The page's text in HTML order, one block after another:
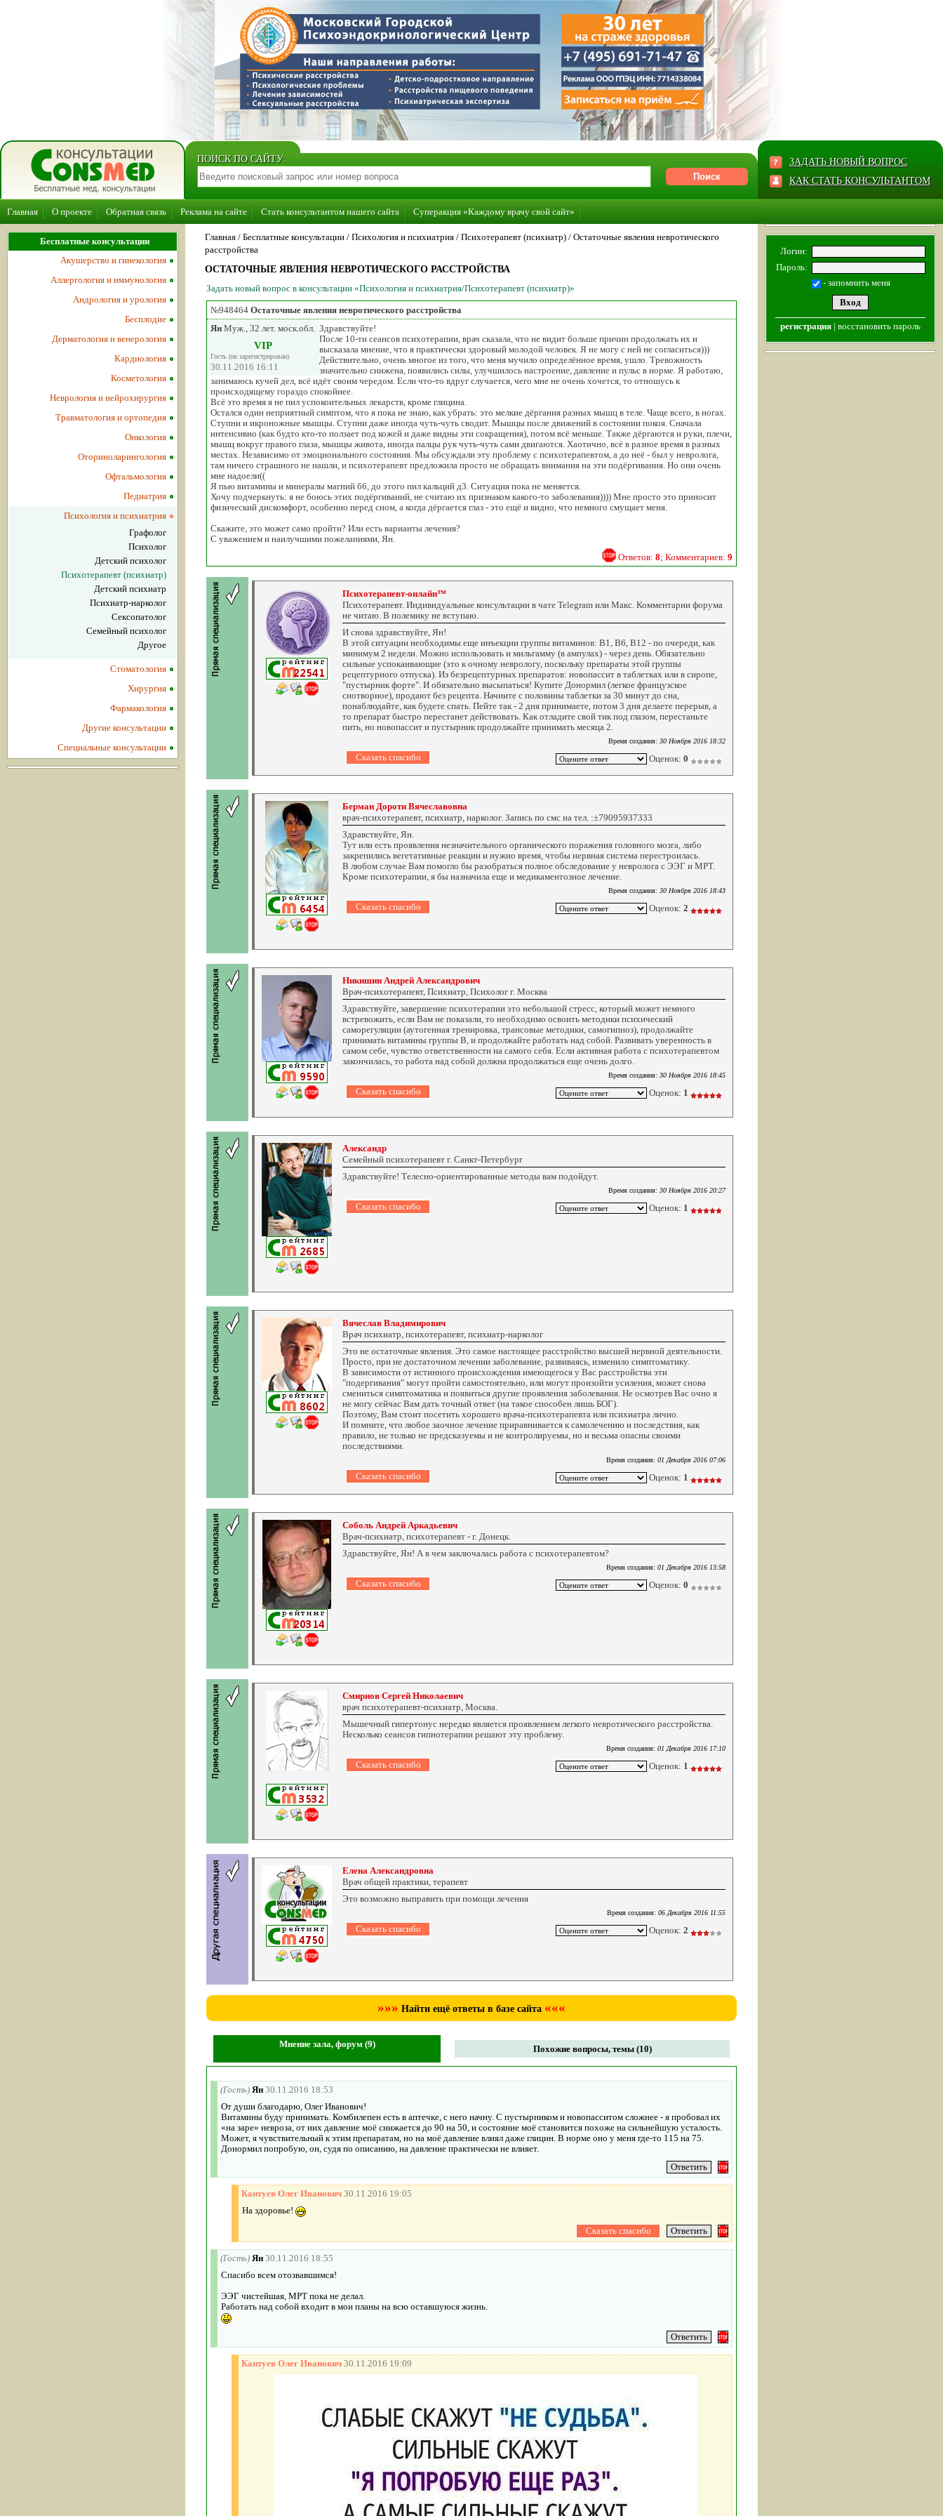
ПОИСК ПО САЙТУ:
ЗАДАТЬ НОВЫЙ ВОПРОС
КАК СТАТЬ КОНСУЛЬТАНТОМ
Главная О проекте Обратная связь Реклама на сайте Стать консультантом нашего сайта Суперакция «Каждому врачу свой сайт»
Главная / Бесплатные консультации / Психология и психиатрия / Психотерапевт (психиатр) / Остаточные явления невротического
расстройства
ОСТАТОЧНЫЕ ЯВЛЕНИЯ НЕВРОТИЧЕСКОГО РАССТРОЙСТВА
Задать новый вопрос в консультации «Психология и психиатрия/Психотерапевт (психиатр)»
№948464 Остаточные явления невротического расстройства
Ян Муж., 32 лет. моск.обл.
VIP
Гость (не зарегистрирован)
30.11.2016 16:11
Здравствуйте!
После 10-ти сеансов психотерапии, врач сказала, что не видит больше причин продолжать их и
высказала мнение, что я практически здоровый молодой человек. Я не могу с ней не согласиться)))
Действительно, очень многое из того, что меня мучило определённое время, ушло. Тревожность
значительно снижена, появились силы, улучшилось настроение, давление и пульс в норме. Я работаю,
занимаюсь кучей дел, всё идёт своим чередом. Если что-то вдруг случается, чего мне не очень хочется, то отношусь к
происходящему гораздо спокойнее.
Всё это время я не пил успокоительных лекарств, кроме глицина.
Остался один неприятный симптом, что я пока не знаю, как убрать: это мелкие дёргания разных мышц в теле. Чаще всего, в ногах.
Ступни и икроножные мышцы. Ступни даже иногда чуть-чуть сводит. Мышцы после движений в состоянии покоя. Сначала
интенсивно (как будто кто-то ползает под кожей и даже видны эти сокращения), потом всё меньше. Также дёргаются и руки, плечи,
мышц вокруг правого глаза, мышцы живота, иногда палцы рук чуть-чуть сами двигаются. Хаотично, всё в разное время в разных
местах. Независимо от эмоционального состояния. Мы обсуждали эту проблему с психотерапевтом, а до неё - был у невролога,
там ничего страшного не нашли, и психотерапевт предложила просто не обращать внимания на эти подёргивания. Но они очень
мне надоели((
Я пью витамины и минералы магний б6, до этого пил кальций д3. Ситуация пока не меняется.
Хочу подчеркнуть: я не боюсь этих подёргиваний, не считаю их признаком какого-то заболевания)))) Мне просто это приносит
физический дискомфорт, особенно перед сном, а когда дёргается глаз - это ещё и видно, что немного смущает меня.
Скажите, это может само пройти? Или есть варианты лечения?
С уважением и наилучшими пожеланиями, Ян.
Ответов: 8; Комментариев: 9
Психотерапевт-онлайн™
Психотерапевт. Индивидуальные консультации в чате Telegram или Макс. Комментарии форума
не читаю. В полемику не вступаю.
И снова здравствуйте, Ян!
В этой ситуации необходимы еще инъекции группы витаминов: В1, В6, В12 - по очереди, как
минимум 2 недели. Можно использовать и мильгамму (в ампулах) - через день. Обязательно
сильные успокаивающие (это к очному неврологу, поскольку препараты этой группы
рецептурного отпуска). Из безрецептурных препаратов: новопассит в таблетках или в сиропе,
"пустырник форте". И обязательно высыпаться! Купите Донормил (легкое французское
снотворное), продают без рецепта. Начните с половины таблетки за 30 минут до сна,
понаблюдайте, как будете спать. Пейте так - 2 дня принимаете, потом 3 дня делаете перерыв, а
то препарат быстро перестанет действовать. Как отладите свой тик под глазом, перестаньте
пить, но новопассит и пустырник продолжайте принимать месяца 2.
Время создания: 30 Ноября 2016 18:32
Оценок: 0
Берман Дороти Вячеславовна
врач-психотерапевт, психиатр, нарколог. Запись по смс на тел. :±79095937333
Здравствуйте, Ян.
Тут или есть проявления незначительного органического поражения головного мозга, либо
закрепились вегетативные реакции и нужно время, чтобы нервная система перестроилась.
В любом случае Вам помогло бы разобраться полное обследование у невролога с ЭЭГ и МРТ.
Кроме психотерапии, я бы назначила еще и медикаментозное лечение.
Время создания: 30 Ноября 2016 18:43
Оценок: 2
Никишин Андрей Александрович
Врач-психотерапевт, Психиатр, Психолог г. Москва
Здравствуйте, завершение психотерапии это небольшой стресс, который может немного
встревожить, если Вам не показали, то необходимо освоить методики психический
саморегуляции (аутогенная тренировка, трансовые методики, самогипноз), продолжайте
принимать витамины группы В, и продолжайте работать над собой. Развивать уверенность в
самом себе, чувство ответственности на самого себя. Если активная работа с психотерапевтом
закончилась, то работа над собой должна продолжаться еще очень долго.
Время создания: 30 Ноября 2016 18:45
Оценок: 1
Александр
Семейный психотерапевт г. Санкт-Петербург
Здравствуйте! Телесно-ориентированные методы вам подойдут.
Время создания: 30 Ноября 2016 20:27
Оценок: 1
Вячеслав Владимирович
Врач психиатр, психотерапевт, психиатр-нарколог
Это не остаточные явления. Это самое настоящее расстройство высшей нервной деятельности.
Просто, при не достаточном лечении заболевание, развиваясь, изменило симптоматику.
В зависимости от истинного происхождения имеющегося у Вас расстройства эти
"подергивания" могут пройти самостоятельно, или могут произойти усиления, может снова
смениться симптоматика и появиться другие проявления заболевания. Не осмотрев Вас очно я
не могу сейчас Вам дать точный ответ (на такое способен лишь БОГ).
Поэтому, Вам стоит посетить хорошего врача-психотерапевта или психиатра лично.
И помните, что любое заочное лечение приравнивается к самолечению и последствия, как
правило, не только не предсказуемы и не контролируемы, но и весьма опасны своими
последствиями.
Время создания: 01 Декабря 2016 07:06
Оценок: 1
Соболь Андрей Аркадьевич
Врач-психиатр, психотерапевт - г. Донецк.
Здравствуйте, Ян! А в чем заключалась работа с психотерапевтом?
Время создания: 01 Декабря 2016 13:58
Оценок: 0
Смирнов Сергей Николаевич
врач психотерапевт-психиатр, Москва.
Мышечный гипертонус нередко является проявлением легкого невротического расстройства.
Несколько сеансов гипнотерапии решают эту проблему.
Время создания: 01 Декабря 2016 17:10
Оценок: 1
Елена Александровна
Врач общей практики, терапевт
Это возможно выправить при помощи лечения
Время создания: 06 Декабря 2016 11:55
Оценок: 2
»»» Найти ещё ответы в базе сайта «««
Мнение зала, форум (9) Похожие вопросы, темы (10)
(Гость) Ян 30.11.2016 18:53
От души благодарю, Олег Иванович!
Витамины буду принимать. Комбилепен есть в аптечке, с него начну. С пустырником и новопасситом сложнее - я пробовал их
«на заре» невроза, от них давление моё снижается до 90 на 50, и состояние моё становится похоже на сильнейшую усталость.
Может, я чувствительный к этим препаратам, но на моё давление влиял даже глицин. В норме оно у меня где-то 115 на 75.
Донормил попробую, он, судя по описанию, на давление практически не влияет.
Кантуев Олег Иванович 30.11.2016 19:05
На здоровье!
(Гость) Ян 30.11.2016 18:55
Спасибо всем отозвавшимся!
ЭЭГ чистейшая, МРТ пока не делал.
Работать над собой входит в мои планы на всю оставшуюся жизнь.
Кантуев Олег Иванович 30.11.2016 19:09
Бесплатные консультации
Акушерство и гинекология
Аллергология и иммунология
Андрология и урология
Бесплодие
Дерматология и венерология
Кардиология
Косметология
Неврология и нейрохирургия
Травматология и ортопедия
Онкология
Оториноларингология
Офтальмология
Педиатрия
Психология и психиатрия
Графолог
Психолог
Детский психолог
Психотерапевт (психиатр)
Детский психиатр
Психиатр-нарколог
Сексопатолог
Семейный психолог
Другое
Стоматология
Хирургия
Фармакология
Другие консультации
Специальные консультации
Логин:
Пароль:
- запомнить меня
регистрация | восстановить пароль